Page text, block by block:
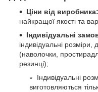
Ціни від виробника:
найкращої якості та
Індивідуальні
індивідуальні
(наволочки,
резинці);
Індивідуальні
виготовляються